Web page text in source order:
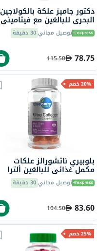
دكتور جاميز علكة بالكولاجين
البحري للبالغين مع فيتاميني
ج وهـ، حزمة من 60
توصيل مجاني30 دقيقة
78.75
115.50
20% خصم
بلوبيري ناتشورالز علكات
مكمل غذائي للبالغين ألترا
كولاجين + فيتامين سي
وبيوتين، حزمة 60
توصيل مجاني30 دقيقة
83.60
104.50
25% خصم